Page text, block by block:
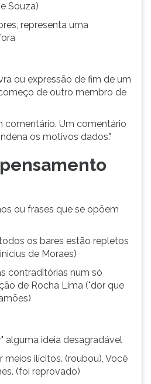
Souza)
representa uma
ou expressão de fim de um
de outro membro de
comentário. Um comentário
os motivos dados."
ou frases que se opõem
os bares estão repletos
de Moraes)
contraditórias num só
de Rocha Lima ("dor que
alguma ideia desagradável
meios ilícitos. (roubou), Você
(foi reprovado)